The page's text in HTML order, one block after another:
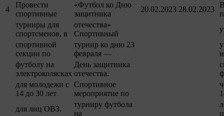
4
Провести
спортивные
«Футбол ко Дню
защитника
20.02.2023 28.02.2023
турниры для
спортсменов, в
отечества»
Спортивный
спортивной
секции по
турнир ко дню 23
февраля —
футболу на
электроколясках
День защитника
отечества.
для молодежи с
14 до 30 лет
Спортивное
мероприятие по
для лиц ОВЗ.
турниру футбола
на